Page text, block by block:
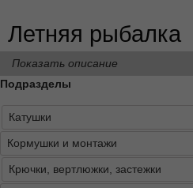
Летняя рыбалка
Показать описание
Подразделы
Катушки
Кормушки и монтажи
Крючки, вертлюжки, застежки